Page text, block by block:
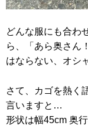
どんな服にも合わ
ら、「あら奥さん
はならない、オシ
さて、カゴを熱く
言いますと…
形状は幅45cm 奥